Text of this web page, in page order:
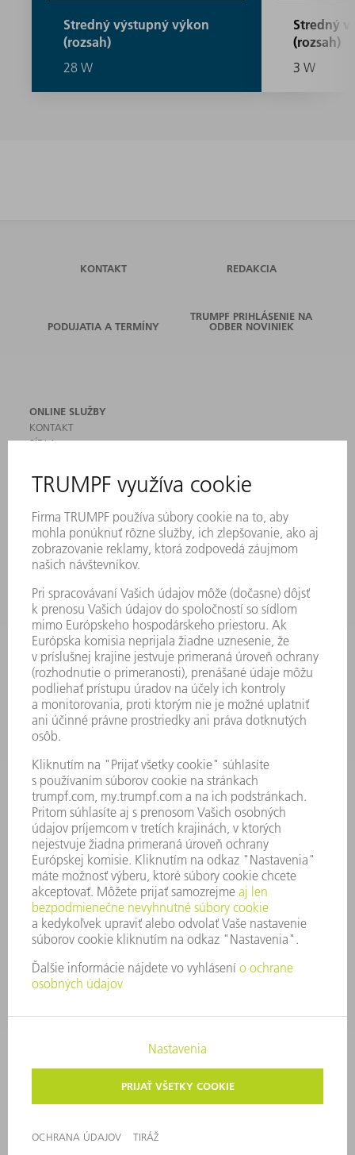
Stredný výstupný výkon
(rozsah)
28 W
Stredný
(rozsah)
3 W
KONTAKT REDAKCIA
PODUJATIA A TERMÍNY
TRUMPF PRIHLÁSENIE NA
ODBER NOVINIEK
ONLINE SLUŽBY
KONTAKT
SÍDLA
PRIHLÁSENIE NA ODBER NOVINIEK
KARTA BEZPEČNOSTNÝCH ÚDAJOV
STROJE & SYSTÉMY
LASER
VÝKONOVÁ ELEKTRONIKA
ELEKTRICKÉ RUČNÉ NÁRADIE
SMART FACTORY
SOFTVÉR
SLUŽBY
APLIKÁCIE
ODVETVIA
PODNIK
KARIÉRA
PONUKY PRACOVNÝCH MIEST
PROFIL FIRMY
PREDSTAVENSTVO
SPRÁVA O HOSPODÁRENÍ
FIREMNÉ PRINCÍPY
ZHODA
SYSTÉM OZNAMOVANIA
SECURITY
TLAČOVÉ SPRÁVY
ČASOPISY
STABILITA
ŽIVOTNÉ PROSTREDIE & KLÍMA
SOCIÁLNE VECI & SPOLOČNOSŤ
VEDENIE PODNIKU
OZNAMOVANIE PROTISPOLOČENSKEJ ČINNOSTI
AUTORSKÉ PRÁVA A OCHRANNÁ ZNÁMKA
VOP TRUMPF SLOVAKIA
NASTAVENIA SÚKROMIA